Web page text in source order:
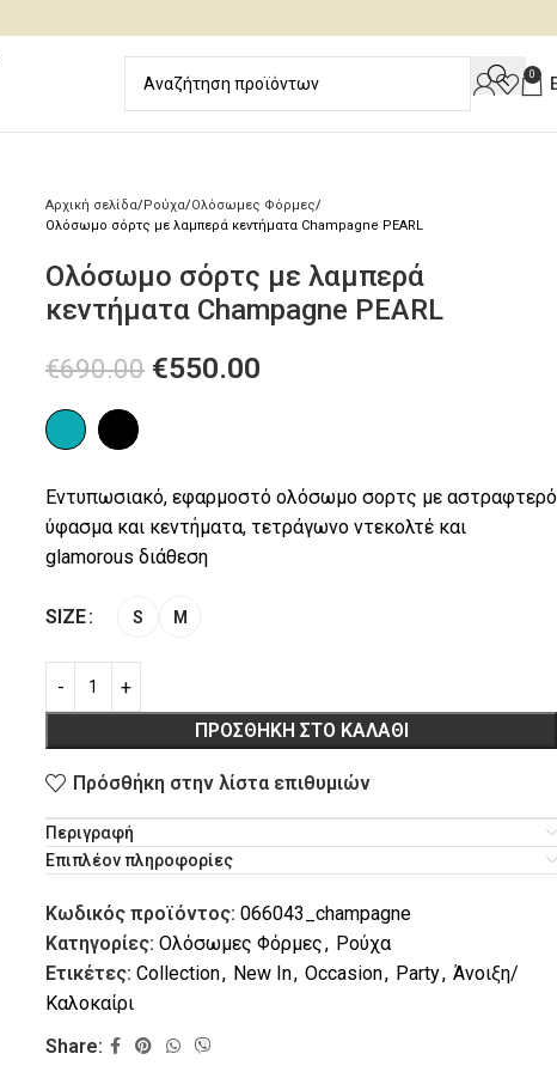
0
Αρχική σελίδα Ρούχα Ολόσωμες Φόρμες
Ολόσωμο σόρτς με λαμπερά κεντήματα Champagne PEARL
Ολόσωμο σόρτς με λαμπερά
κεντήματα Champagne PEARL
€690.00 €550.00
Εντυπωσιακό, εφαρμοστό ολόσωμο σορτς με αστραφτερό
ύφασμα και κεντήματα, τετράγωνο ντεκολτέ και
glamorous διάθεση
SIZE S M
ΠΡΟΣΘΉΚΗ ΣΤΟ ΚΑΛΆΘΙ
Πρόσθήκη στην λίστα επιθυμιών
Περιγραφή
Επιπλέον πληροφορίες
Κωδικός προϊόντος: 066043_champagne
Κατηγορίες: Ολόσωμες Φόρμες, Ρούχα
Ετικέτες: Collection, New In, Occasion, Party, Άνοιξη/
Καλοκαίρι
Share: